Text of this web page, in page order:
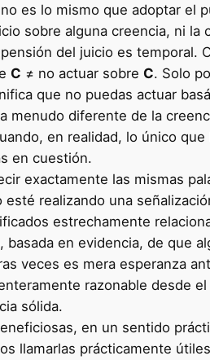
es lo mismo que adoptar el
sobre alguna creencia, ni la
del juicio es temporal.
C ≠ no actuar sobre C. Solo
que no puedas actuar
menudo diferente de la
en realidad, lo único
en cuestión.
exactamente las mismas
realizando una
estrechamente
basada en evidencia, de que
veces es mera esperanza
razonable desde
sólida.
en un sentido
llamarlas prácticamente